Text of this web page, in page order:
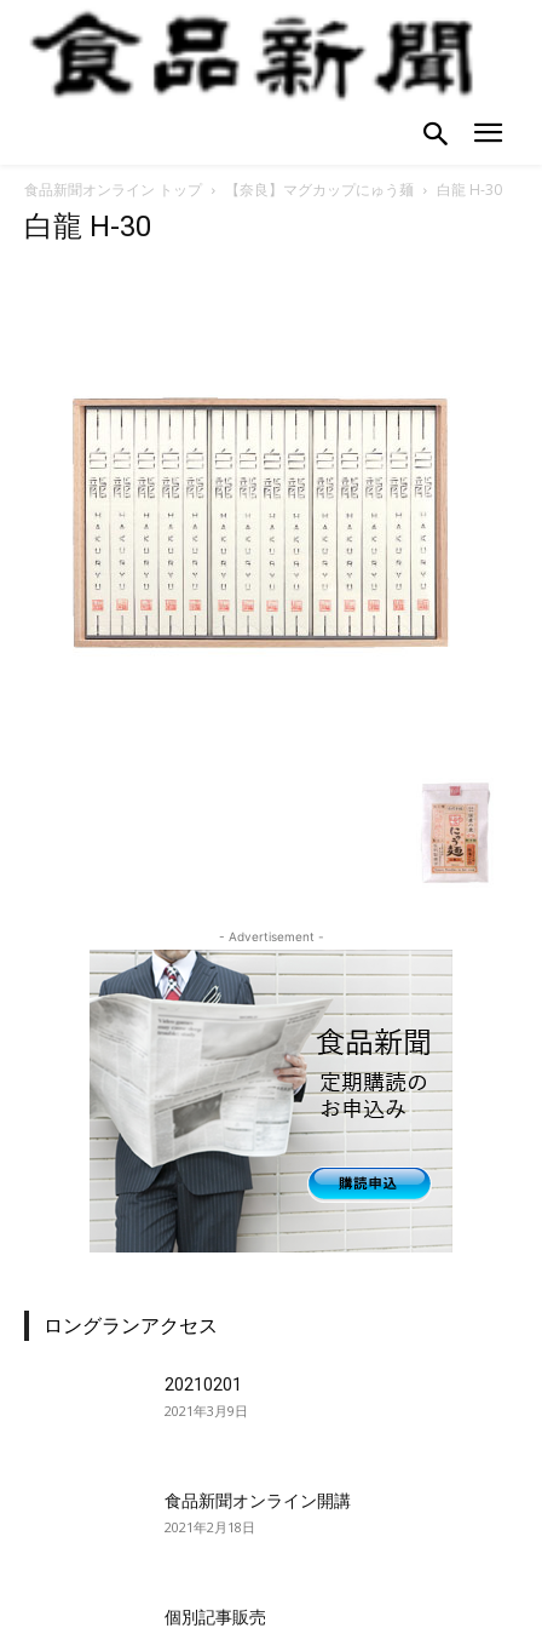
食品新聞オンライン トップ 【奈良】マグカップにゅう麺 白龍 H-30
白龍 H-30
- Advertisement -
ロングランアクセス
20210201
2021年3月9日
食品新聞オンライン開講
2021年2月18日
個別記事販売